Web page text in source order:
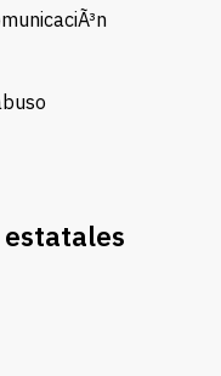
estatales